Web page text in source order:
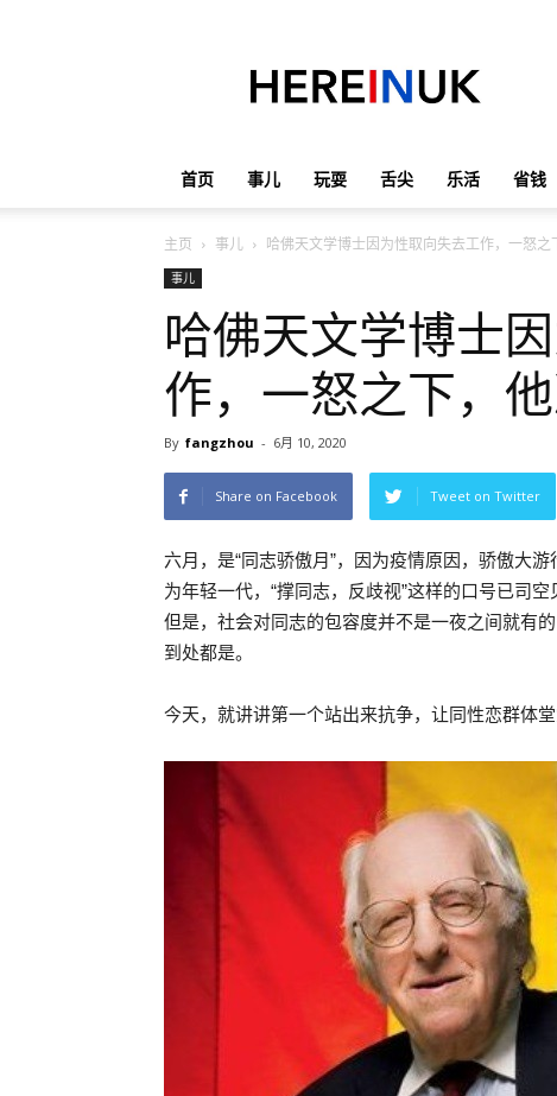
首页 事儿 玩耍 舌尖 乐活 省钱
主页 事儿 哈佛天文学博士因为性取向失去工作，一怒
事儿
哈佛天文学博士
作，一怒之下，
By fangzhou - 6月 10, 2020
Share on Facebook Tweet on Twitter
六月，是“同志骄傲月”，因为疫情原因，骄傲大
为年轻一代，“撑同志，反歧视”这样的口号已司
但是，社会对同志的包容度并不是一夜之间就有
到处都是。
今天，就讲讲第一个站出来抗争，让同性恋群体